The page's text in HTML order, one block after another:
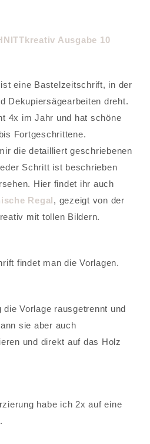
Ausgabe 10
ist eine Bastelzeitschrift, in der
Dekupiersägearbeiten dreht.
4x im Jahr und hat schöne
Fortgeschrittene.
die detailliert geschriebenen
Schritt ist beschrieben
Hier findet ihr auch
Regal, gezeigt von der
mit tollen Bildern.
findet man die Vorlagen.
Vorlage rausgetrennt und
sie aber auch
und direkt auf das Holz
habe ich 2x auf eine